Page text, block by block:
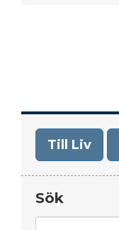
Till Liv
Sök